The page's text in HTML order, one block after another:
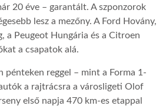
20 éve – garantált. A szponzorok
lesz a mezőny. A Ford Hovány,
a Peugeot Hungária és a Citroen
a csapatok alá.
pénteken reggel – mint a Forma 1-
a rajtrácsra a városligeti Olof
első napja 470 km-es etappal